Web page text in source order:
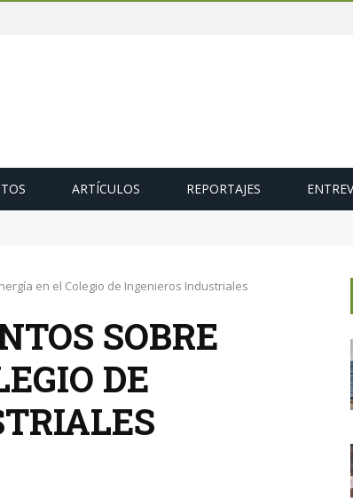
ARTÍCULOS REPORTAJES
600 MW de cogeneración de alta eficiencia para diciembre
en el Colegio de Ingenieros Industriales
SOBRE
DE